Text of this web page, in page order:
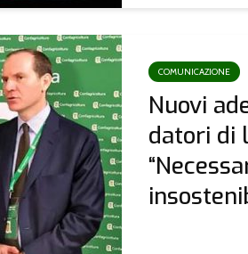
COMUNICAZIONE
Nuovi
datori di